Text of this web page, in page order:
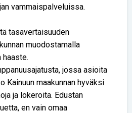
vammaispalveluissa.
tasavertaisuuden
muodostamalla
haaste.
jossa asioita
Kainuun maakunnan hyväksi
ja lokeroita. Edustan
en vain omaa